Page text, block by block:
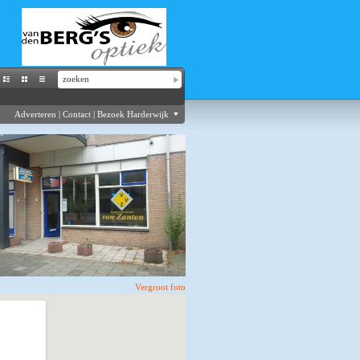
Adverteren | Contact | Bezoek Harderwijk
Vergroot foto